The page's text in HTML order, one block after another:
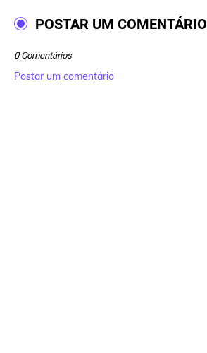
POSTAR UM COMENTÁRIO
0 Comentários
Postar um comentário